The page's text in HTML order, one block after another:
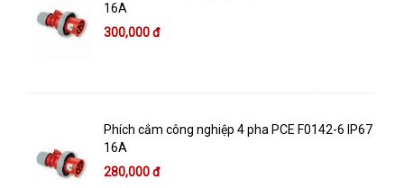
16A
300,000 đ
Phích cắm công nghiệp 4 pha PCE F0142-6 IP67
16A
280,000 đ